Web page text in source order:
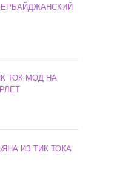
ТОК МОД НА
ИЗ ТИК ТОКА